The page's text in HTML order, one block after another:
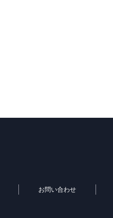
お問い合わせ